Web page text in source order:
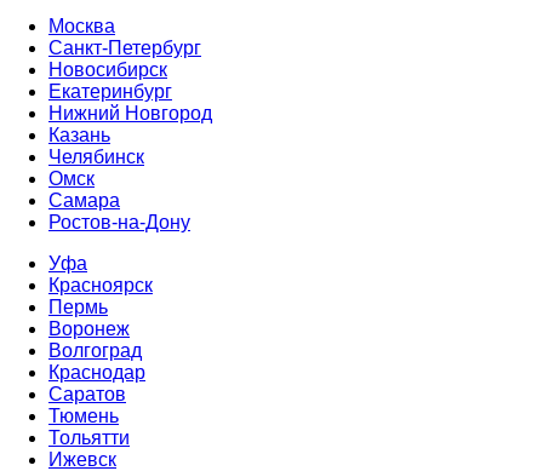
Москва
Санкт-Петербург
Новосибирск
Екатеринбург
Нижний Новгород
Казань
Челябинск
Омск
Самара
Ростов-на-Дону
Уфа
Красноярск
Пермь
Воронеж
Волгоград
Краснодар
Саратов
Тюмень
Тольятти
Ижевск